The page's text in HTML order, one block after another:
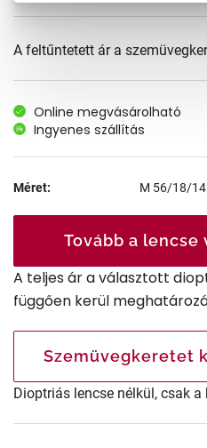
A feltűntetett ár a
Online megvásárolható
Ingyenes szállítás
Méret: M 56/18/
Tovább a lencse
A teljes ár a választott
függően kerül
Szemüvegkeretet
Dioptriás lencse nélkül, csak a